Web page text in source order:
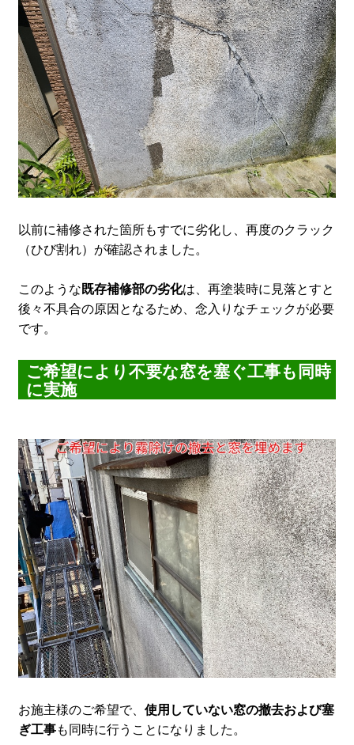
以前に補修された箇所もすでに劣化し、再度のクラック
（ひび割れ）が確認されました。
このような 既存補修部の劣化は、再塗装時に見落とすと
後々不具合の原因となるため、念入りなチェックが必要
です。
ご希望により不要な窓を塞ぐ工事も同時
に実施
お施主様のご希望で、 使用していない窓の撤去および塞
ぎ工事も同時に行うことになりました。